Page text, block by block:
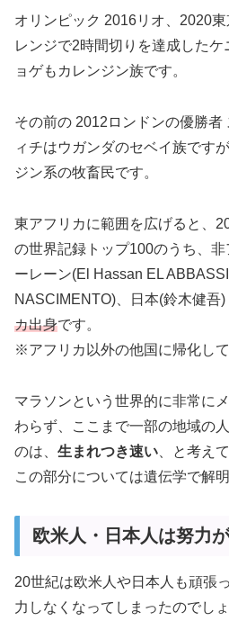
オリンピック 2016リオ、2020
レンジで2時間切りを達成した
ョゲもカレンジン族です。
その前の 2012ロンドンの優勝者
ィチはウガンダのセベイ族です
ジン系の牧畜民です。
東アフリカに範囲を広げると、
の世界記録トップ100のうち、
ーレーン(El Hassan EL
NASCIMENTO)、日本(鈴木健吾)
カ出身です。
※アフリカ以外の他国に帰化し
マラソンという世界的に非常に
わらず、ここまで一部の地域の
のは、 生まれつき速い 、と考え
この部分については遺伝学で解
欧米人・日本人は努力
20世紀は欧米人や日本人も頑張
力しなくなってしまったのでし